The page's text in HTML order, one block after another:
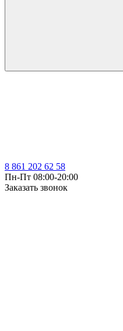
8 861 202 62 58
Пн-Пт 08:00-20:00
Заказать звонок